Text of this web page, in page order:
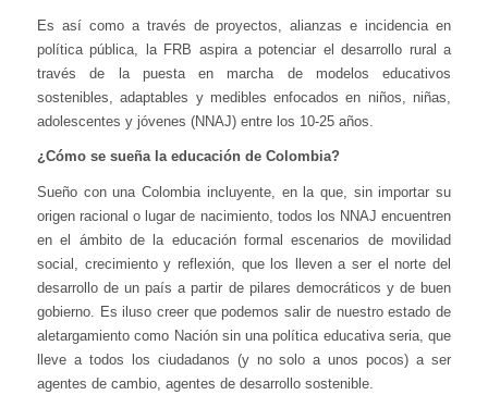
Es así como a través de proyectos, alianzas e incidencia en
política pública, la FRB aspira a potenciar el desarrollo rural a
través de la puesta en marcha de modelos educativos
sostenibles, adaptables y medibles enfocados en niños, niñas,
adolescentes y jóvenes (NNAJ) entre los 10-25 años.
¿Cómo se sueña la educación de Colombia?
Sueño con una Colombia incluyente, en la que, sin importar su
origen racional o lugar de nacimiento, todos los NNAJ encuentren
en el ámbito de la educación formal escenarios de movilidad
social, crecimiento y reflexión, que los lleven a ser el norte del
desarrollo de un país a partir de pilares democráticos y de buen
gobierno. Es iluso creer que podemos salir de nuestro estado de
aletargamiento como Nación sin una política educativa seria, que
lleve a todos los ciudadanos (y no solo a unos pocos) a ser
agentes de cambio, agentes de desarrollo sostenible.